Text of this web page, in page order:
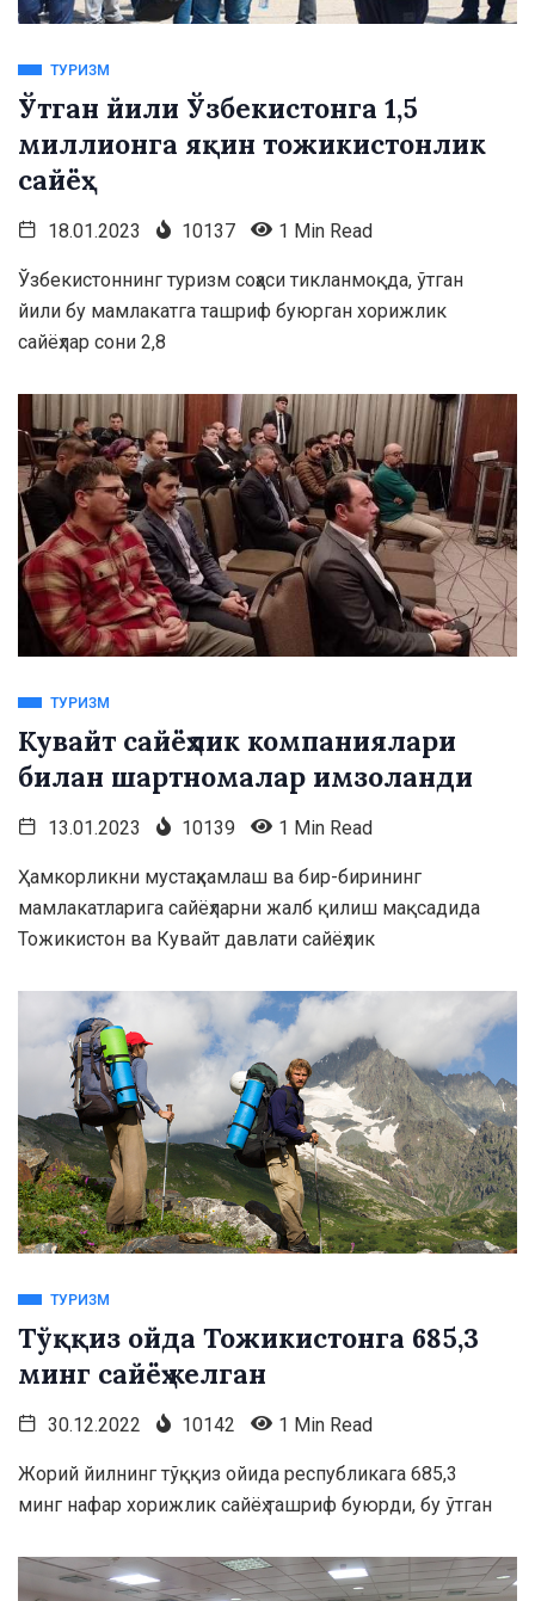
ТУРИЗМ
Ўтган йили Ўзбекистонга 1,5
миллионга яқин тожикистонлик
сайёҳ
18.01.2023 10137 1 Min Read
Ўзбекистоннинг туризм соҳаси тикланмоқда, ўтган
йили бу мамлакатга ташриф буюрган хорижлик
сайёҳлар сони 2,8
ТУРИЗМ
Кувайт сайёҳлик компаниялари
билан шартномалар имзоланди
13.01.2023 10139 1 Min Read
Ҳамкорликни мустаҳкамлаш ва бир-бирининг
мамлакатларига сайёҳларни жалб қилиш мақсадида
Тожикистон ва Кувайт давлати сайёҳлик
ТУРИЗМ
Тўққиз ойда Тожикистонга 685,3
минг сайёҳ келган
30.12.2022 10142 1 Min Read
Жорий йилнинг тўққиз ойида республикага 685,3
минг нафар хорижлик сайёҳ ташриф буюрди, бу ўтган